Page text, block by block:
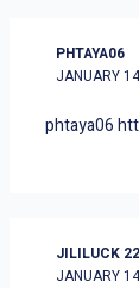
PHTAYA06
JANUARY
phtaya06
JILILUCK 22
JANUARY